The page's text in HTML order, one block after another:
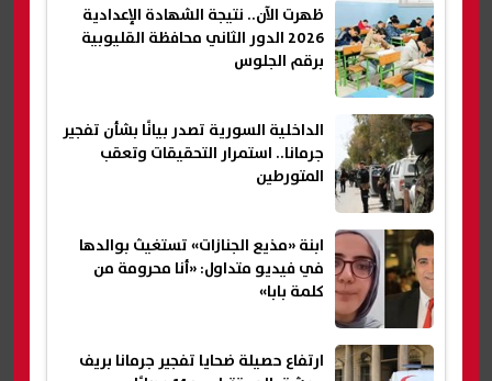
ظهرت الآن.. نتيجة الشهادة الإعدادية
2026 الدور الثاني محافظة القليوبية
برقم الجلوس
الداخلية السورية تصدر بيانًا بشأن تفجير
جرمانا.. استمرار التحقيقات وتعقب
المتورطين
ابنة «مذيع الجنازات» تستغيث بوالدها
في فيديو متداول: «أنا محرومة من
كلمة بابا»
ارتفاع حصيلة ضحايا تفجير جرمانا بريف